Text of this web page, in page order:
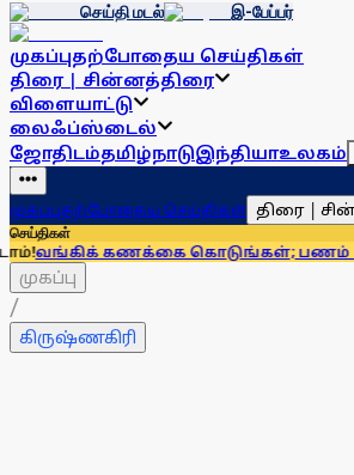
செய்தி மடல் இ-பேப்பர்
முகப்புதற்போதைய செய்திகள்
திரை | சின்னத்திரை
விளையாட்டு
லைஃப்ஸ்டைல்
ஜோதிடம்தமிழ்நாடுஇந்தியாஉலகம்
முகப்புதற்போதைய செய்திகள் திரை |
செய்திகள்
கணக்கை கொடுங்கள்; பணம்
முகப்பு
/
கிருஷ்ணகிரி